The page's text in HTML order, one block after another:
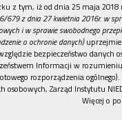
z tym, iż od dnia 25 maja
679 z dnia 27 kwietnia 2016r. w
i w sprawie swobodnego
o ochronie danych)uprzejmie
bezpieczeństwo danych
Informacji w
rozporządzenia
osobowych, Zarząd Instytutu
Więcej o